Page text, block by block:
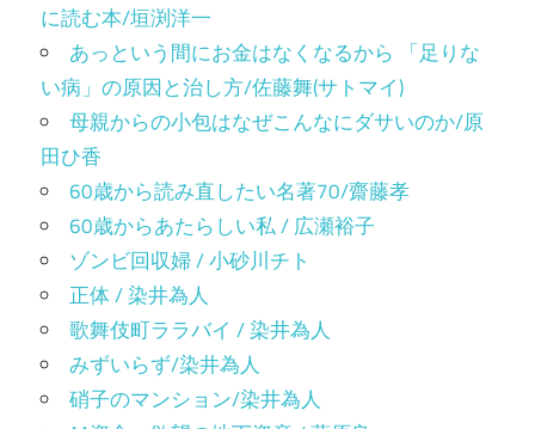
に読む本/垣渕洋一
あっという間にお金はなくなるから 「足りな
い病」の原因と治し方/佐藤舞(サトマイ)
母親からの小包はなぜこんなにダサいのか/原
田ひ香
60歳から読み直したい名著70/齋藤孝
60歳からあたらしい私 / 広瀬裕子
ゾンビ回収婦 / 小砂川チト
正体 / 染井為人
歌舞伎町ララバイ / 染井為人
みずいらず/染井為人
硝子のマンション/染井為人